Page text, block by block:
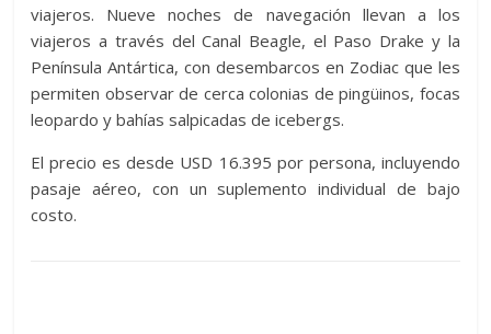
viajeros. Nueve noches de navegación llevan a los
viajeros a través del Canal Beagle, el Paso Drake y la
Península Antártica, con desembarcos en Zodiac que les
permiten observar de cerca colonias de pingüinos, focas
leopardo y bahías salpicadas de icebergs.
El precio es desde USD 16.395 por persona, incluyendo
pasaje aéreo, con un suplemento individual de bajo
costo.